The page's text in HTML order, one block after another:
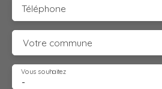
Téléphone
Votre commune
-
Vous souhaitez